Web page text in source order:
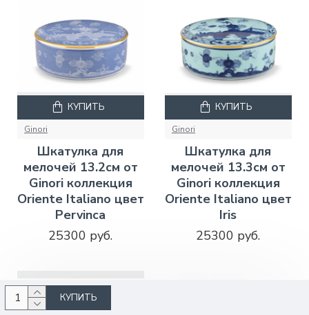
КУПИТЬ
Ginori
Шкатулка для
мелочей 13.2см от
Ginori коллекция
Oriente Italiano цвет
Pervinca
25300 руб.
КУПИТЬ
Ginori
Шкатулка для
мелочей 13.3см от
Ginori коллекция
Oriente Italiano цвет
Iris
25300 руб.
КУПИТЬ